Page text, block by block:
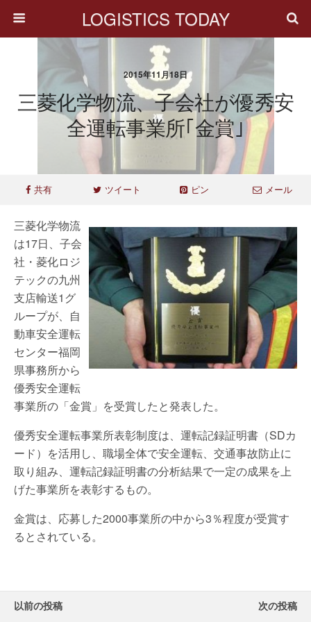
LOGISTICS TODAY
2015年11月18日
三菱化学物流、子会社が優秀安
全運転事業所｢金賞｣
共有 ツイート ピン メール
三菱化学物流
は17日、子会
社・菱化ロジ
テックの九州
支店輸送1グ
ループが、自
動車安全運転
センター福岡
県事務所から
優秀安全運転
事業所の「金賞」を受賞したと発表した。
優秀安全運転事業所表彰制度は、運転記録証明書（SDカ
ード）を活用し、職場全体で安全運転、交通事故防止に
取り組み、運転記録証明書の分析結果で一定の成果を上
げた事業所を表彰するもの。
金賞は、応募した2000事業所の中から3％程度が受賞す
るとされている。
以前の投稿 次の投稿